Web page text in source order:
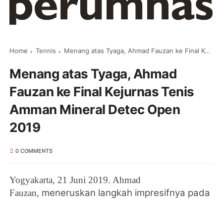
Home Tennis Menang atas Tyaga, Ahmad Fauzan ke Final Kejurnas Tenis Amman Mineral Detec Open 2019
Menang atas Tyaga, Ahmad
Fauzan ke Final Kejurnas Tenis
Amman Mineral Detec Open
2019
0 COMMENTS
Yogyakarta, 21 Juni 2019. Ahmad
Fauzan, meneruskan langkah impresifnya pada